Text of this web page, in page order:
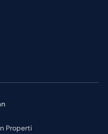
Properti